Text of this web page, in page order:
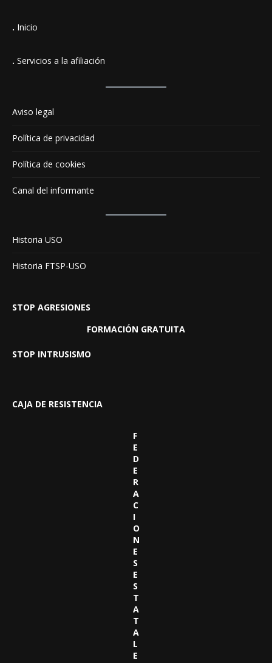
. Inicio
. Servicios a la afiliación
Aviso legal
Política de privacidad
Política de cookies
Canal del informante
Historia USO
Historia FTSP-USO
STOP AGRESIONES
FORMACIÓN GRATUITA
STOP INTRUSISMO
CAJA DE RESISTENCIA
F
E
D
E
R
A
C
I
O
N
E
S
E
S
T
A
T
A
L
E